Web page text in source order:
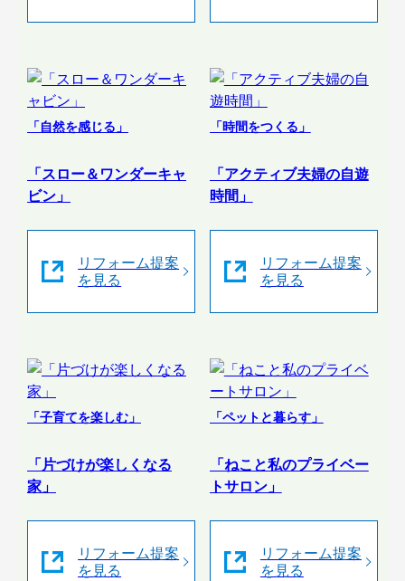
「自然を感じる」
「スロー＆ワンダーキャ
ビン」
リフォーム提案
を見る
「時間をつくる」
「アクティブ夫婦の自遊
時間」
リフォーム提案
を見る
「子育てを楽しむ」
「片づけが楽しくなる
家」
リフォーム提案
を見る
「ペットと暮らす」
「ねこと私のプライベー
トサロン」
リフォーム提案
を見る